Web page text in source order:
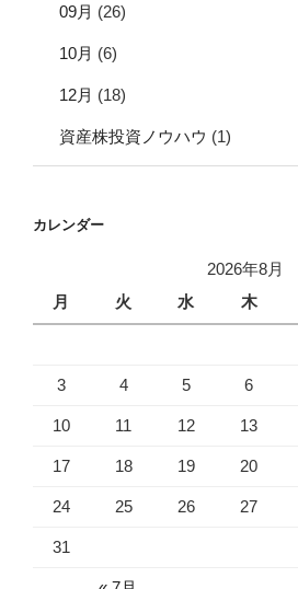
09月 (26)
10月 (6)
12月 (18)
資産株投資ノウハウ (1)
カレンダー
2026年8月
月
火 水 木
3 4 5 6
10 11 12 13
17 18 19 20
24 25 26 27
31